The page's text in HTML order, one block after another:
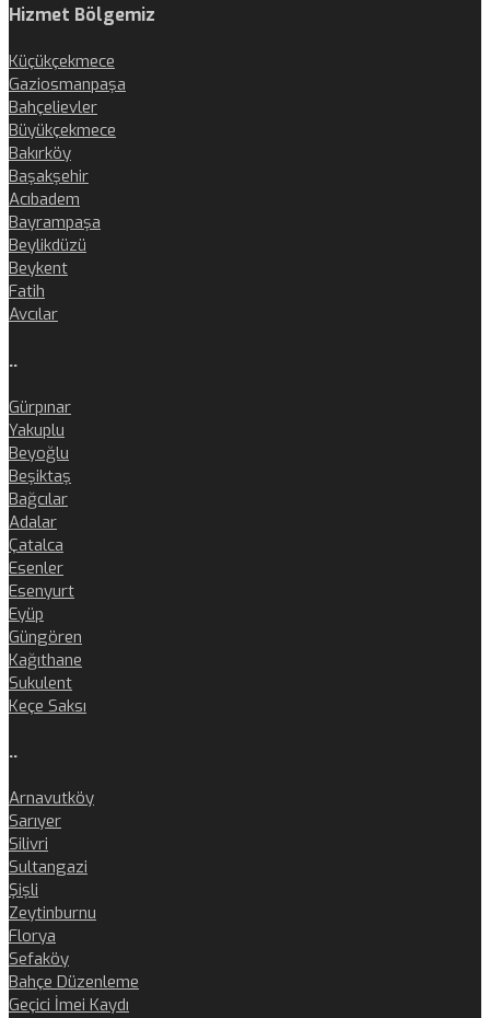
Hizmet Bölgemiz
Küçükçekmece
Gaziosmanpaşa
Bahçelievler
Büyükçekmece
Bakırköy
Başakşehir
Acıbadem
Bayrampaşa
Beylikdüzü
Beykent
Fatih
Avcılar
..
Gürpınar
Yakuplu
Beyoğlu
Beşiktaş
Bağcılar
Adalar
Çatalca
Esenler
Esenyurt
Eyüp
Güngören
Kağıthane
Sukulent
Keçe Saksı
..
Arnavutköy
Sarıyer
Silivri
Sultangazi
Şişli
Zeytinburnu
Florya
Sefaköy
Bahçe Düzenleme
Geçici İmei Kaydı